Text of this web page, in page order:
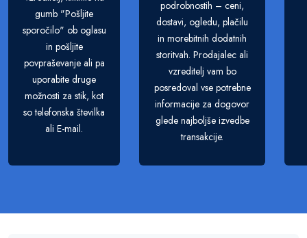
gumb "Pošljite
sporočilo" ob oglasu
in pošljite
povpraševanje ali pa
uporabite druge
možnosti za stik, kot
so telefonska številka
ali E-mail.
podrobnostih – ceni,
dostavi, ogledu, plačilu
in morebitnih dodatnih
storitvah. Prodajalec ali
vzreditelj vam bo
posredoval vse potrebne
informacije za dogovor
glede najboljše izvedbe
transakcije.